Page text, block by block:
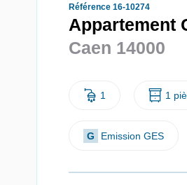
Référence 16-10274
Appartement
Caen 14000
1 1
G Emission GES